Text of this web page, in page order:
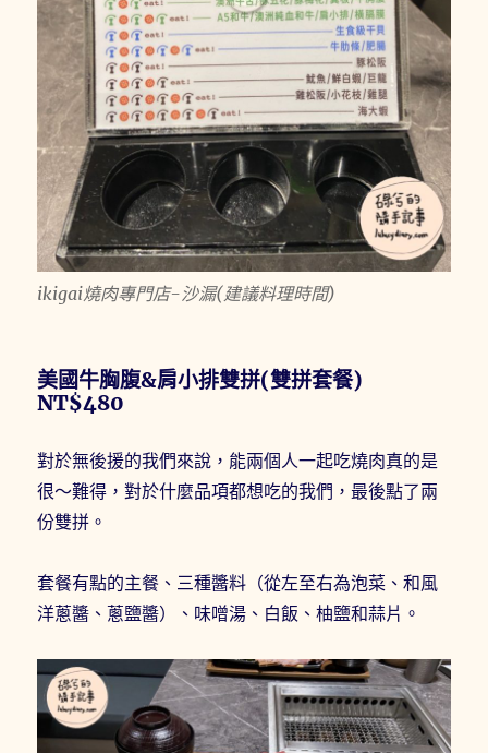
ikigai燒肉專門店-沙漏(建議料理時間)
美國牛胸腹&肩小排雙拼(雙拼套餐)
NT$480
對於無後援的我們來說，能兩個人一起吃燒肉真的是
很～難得，對於什麼品項都想吃的我們，最後點了兩
份雙拼。
套餐有點的主餐、三種醬料（從左至右為泡菜、和風
洋蔥醬、蔥鹽醬）、味噌湯、白飯、柚鹽和蒜片。